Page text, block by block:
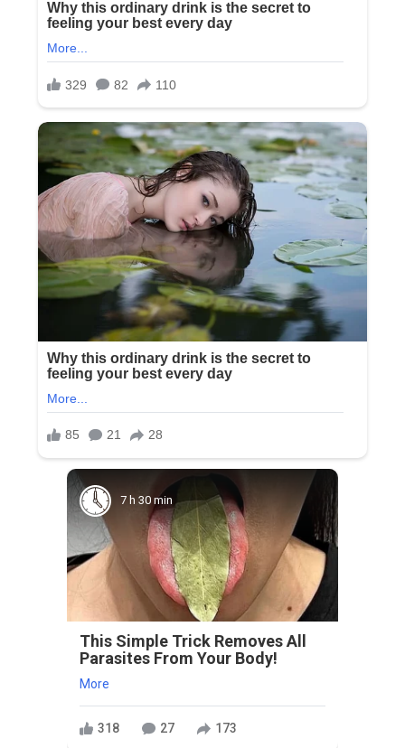
7 h 30 min
This Simple Trick Removes All
Parasites From Your Body!
More
318 27 173